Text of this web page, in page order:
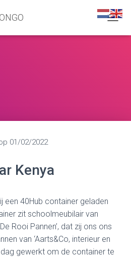
A
I
01/02/2022
Kenya
een 40Hub container geladen
zit schoolmeubilair van
Rooi Pannen’, dat zij ons ons
van ‘Aarts&Co, interieur en
dag gewerkt om de container te